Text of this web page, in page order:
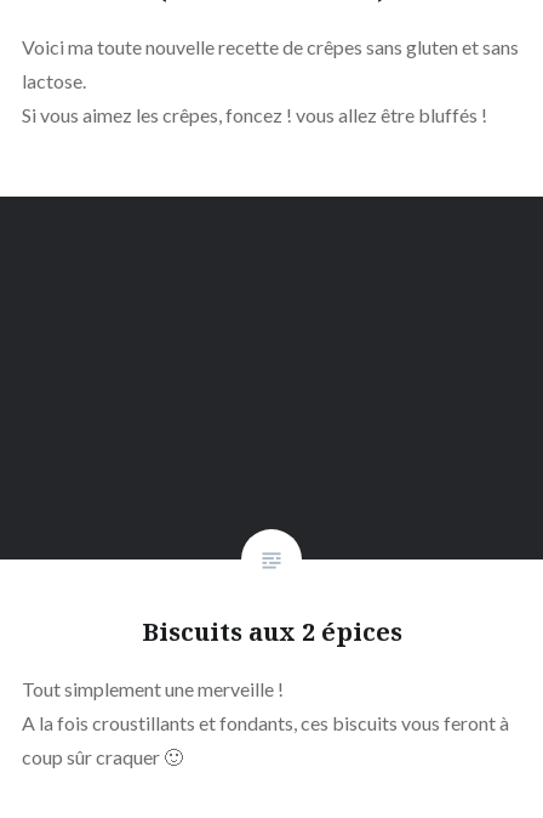
Voici ma toute nouvelle recette de crêpes sans gluten et sans
lactose.
Si vous aimez les crêpes, foncez ! vous allez être bluffés !
Biscuits aux 2 épices
Tout simplement une merveille !
A la fois croustillants et fondants, ces biscuits vous feront à
coup sûr craquer 🙂